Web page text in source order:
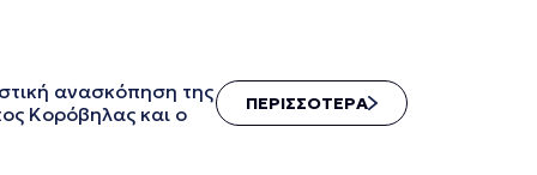
ανασκόπηση της
Κορόβηλας και ο
ΠΕΡΙΣΣΟΤΕΡΑ